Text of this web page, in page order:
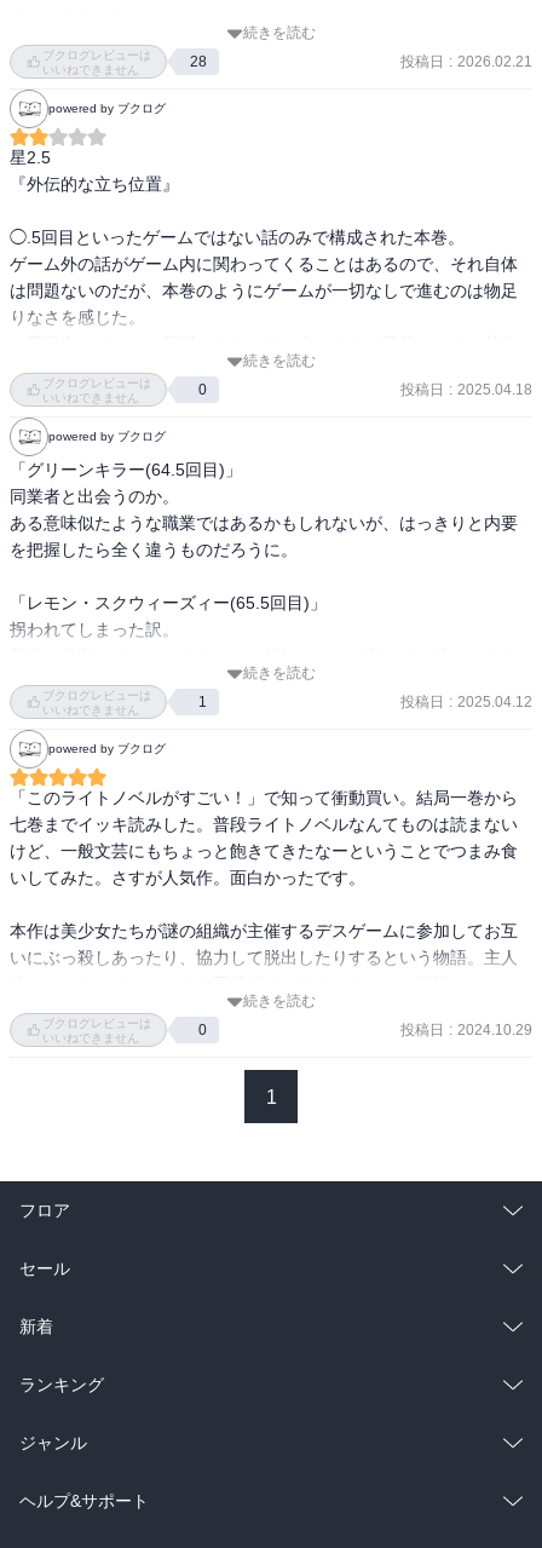
幽鬼以外の人々も癖があり、とても面白いが、
なんといっても、大家さんが一番おもろい。
ゲームの話が少なめなのが、すこし寂しくはあるが
これはこれで
続きを読む
ブクログレビューは
いいねできません
28 投稿日 : 2026.02.21
powered by ブクログ
星2.5
『外伝的な立ち位置』
◯.5回目といったゲームではない話のみで構成された本巻。
ゲーム外の話がゲーム内に関わってくることはあるので、それ自体
は問題ないのだが、本巻のようにゲームが一切なしで進むのは物足
りなさを感じた。
的には新キャラによって話が進むので、そこも興味が薄れた部分だ
った。
良かった点としてはそれぞれの話が時系列として近く繋がってお
り、各キャラも繋がりがあったところ、今後これらのキャラが大き
く関わってくるかも、と言った部分は期待が持てた。
◯.5のみで構成するならば巻数も◯.5であれば良かったと思う。
続きを読む
ブクログレビューは
いいねできません
0 投稿日 : 2025.04.18
powered by ブクログ
「グリーンキラー(64.5回目)」
同業者と出会うのか。
ある意味似たような職業ではあるかもしれないが、はっきりと内要
を把握したら全く違うものだろうに。
「レモン・スクウィーズィー(65.5回目)」
拐われてしまった訳。
えず逃げ道がなくなるだけだったろ。
「レッドヘリング(66.5回目)」
二つに分かれた組は。
意味がなかったからこそ勝手な解釈が広まって、これだけの大人数
が集まる居場所になったのだろうな。
続きを読む
ブクログレビューは
いいねできません
1 投稿日 : 2025.04.12
powered by ブクログ
「このライトノベルがすごい！」で知って衝動買い。結局一巻から
七巻までイッキ読みした。普段ライトノベルなんてものは読まない
けど、一般文芸にもちょっと飽きてきたなーということでつまみ食
いしてみた。さすが人気作。面白かったです。
本作は美少女たちが謎の組織が主催するデスゲームに参加してお互
いにぶっ殺しあったり、協力して脱出したりするという物語。主人
る。ちなみにゲームの失敗＝死。
主人公はもちろんのこと巻頭で紹介されるモブキャラたちは可愛
ームをただこなす展開だったが、後半の巻ではゲーム内で知り合っ
あって面白かった。
何巻まで出すつもりか分からないけれど、個人的には物語後半戦な
サッと終わらせてほしい。
続きを読む
ブクログレビューは
いいねできません
0 投稿日 : 2024.10.29
1
フロア
総合
ラノベ
雑誌・グラビア
BL・TL
セール
総合
ラノベ
雑誌・グラビア
BL・TL
新着
総合
ラノベ
雑誌・グラビア
ランキング
総合
ラノベ
ジャンル
コミック
ヘルプ&サポート